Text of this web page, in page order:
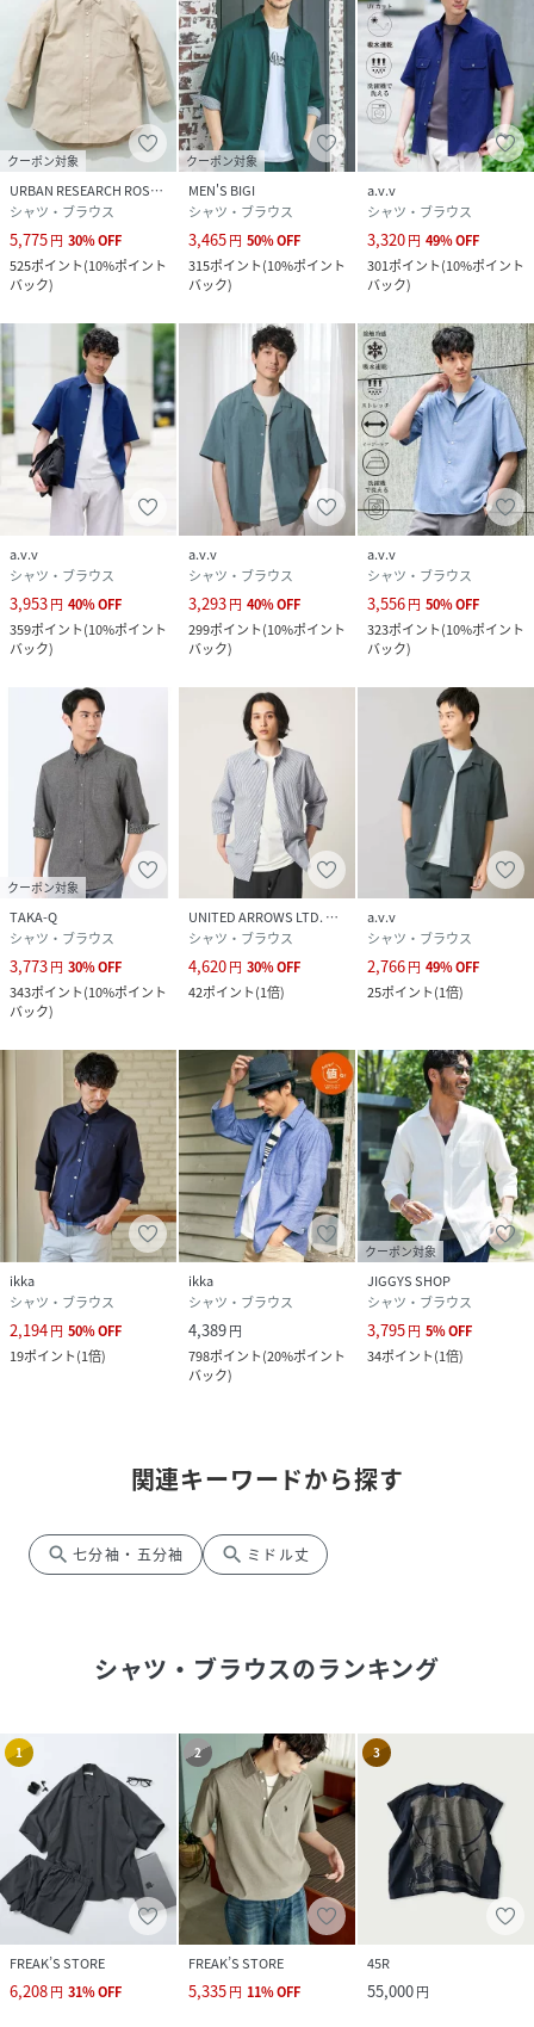
クーポン対象
URBAN RESEARCH ROSSO
シャツ・ブラウス
5,775円 30%OFF
525ポイント(10%ポイント
バック)
クーポン対象
MEN'S BIGI
シャツ・ブラウス
3,465円 50%OFF
315ポイント(10%ポイント
バック)
a.v.v
シャツ・ブラウス
3,320円 49%OFF
301ポイント(10%ポイント
バック)
a.v.v
シャツ・ブラウス
3,953円 40%OFF
359ポイント(10%ポイント
バック)
a.v.v
シャツ・ブラウス
3,293円 40%OFF
299ポイント(10%ポイント
バック)
a.v.v
シャツ・ブラウス
3,556円 50%OFF
323ポイント(10%ポイント
バック)
クーポン対象
TAKA-Q
シャツ・ブラウス
3,773円 30%OFF
343ポイント(10%ポイント
バック)
UNITED ARROWS LTD. OUTLET
シャツ・ブラウス
4,620円 30%OFF
42ポイント(1倍)
a.v.v
シャツ・ブラウス
2,766円 49%OFF
25ポイント(1倍)
ikka
シャツ・ブラウス
2,194円 50%OFF
19ポイント(1倍)
ikka
シャツ・ブラウス
4,389円
798ポイント(20%ポイント
バック)
クーポン対象
JIGGYS SHOP
シャツ・ブラウス
3,795円 5%OFF
34ポイント(1倍)
関連キーワードから探す
search 七分袖・五分袖 search ミドル丈
シャツ・ブラウスのランキング
1
FREAK’S STORE
6,208円 31%OFF
2
FREAK’S STORE
5,335円 11%OFF
3
45R
55,000円